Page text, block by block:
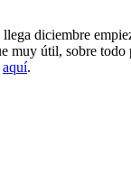
diciembre
muy útil, sobre todo
aquí.